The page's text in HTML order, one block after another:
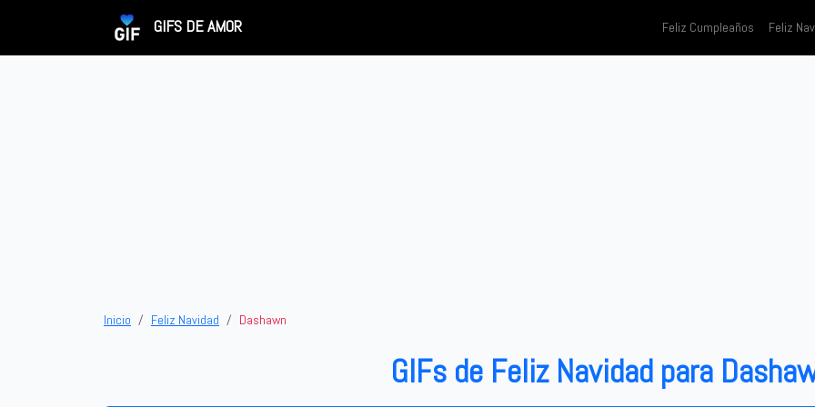
GIFS DE AMOR Feliz Cumpleaños Feliz
Inicio Feliz Navidad Dashawn
GIFs de Feliz Navidad para